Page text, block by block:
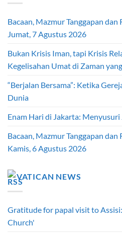
Bacaan, Mazmur Tanggapan
Jumat, 7 Agustus 2026
Bukan Krisis Iman, tapi Krisis
Kegelisahan Umat di Zaman
“Berjalan Bersama”: Ketika
Dunia
Enam Hari di Jakarta:
Bacaan, Mazmur Tanggapan
Kamis, 6 Agustus 2026
VATICAN NEWS
Gratitude for papal visit to
Church'